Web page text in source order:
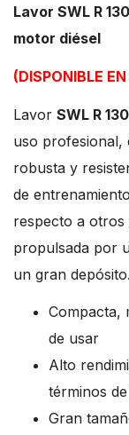
Lavor SWL R
motor diésel
(DISPONIBLE
Lavor SWL R
uso profesional,
robusta y
de
respecto a otros
propulsada por
un gran depósito.
Compacta,
de usar
Alto
términos
Gran